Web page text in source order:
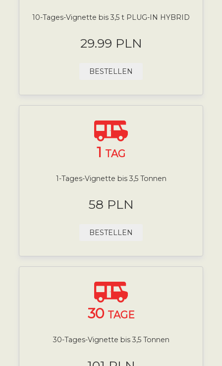
10-Tages-Vignette bis 3,5 t PLUG-IN HYBRID
29.99 PLN
BESTELLEN
1 TAG
1-Tages-Vignette bis 3,5 Tonnen
58 PLN
BESTELLEN
30 TAGE
30-Tages-Vignette bis 3,5 Tonnen